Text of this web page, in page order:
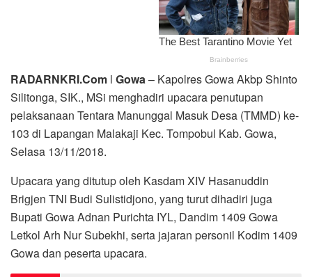
RADARNKRI.Com l Gowa– Kapolres Gowa Akbp Shinto
Silitonga, SIK., MSi menghadiri upacara penutupan
pelaksanaan Tentara Manunggal Masuk Desa (TMMD) ke-
103 di Lapangan Malakaji Kec. Tompobul Kab. Gowa,
Selasa 13/11/2018.
Upacara yang ditutup oleh Kasdam XIV Hasanuddin
Brigjen TNI Budi Sulistidjono, yang turut dihadiri juga
Bupati Gowa Adnan Purichta IYL, Dandim 1409 Gowa
Letkol Arh Nur Subekhi, serta jajaran personil Kodim 1409
Gowa dan peserta upacara.